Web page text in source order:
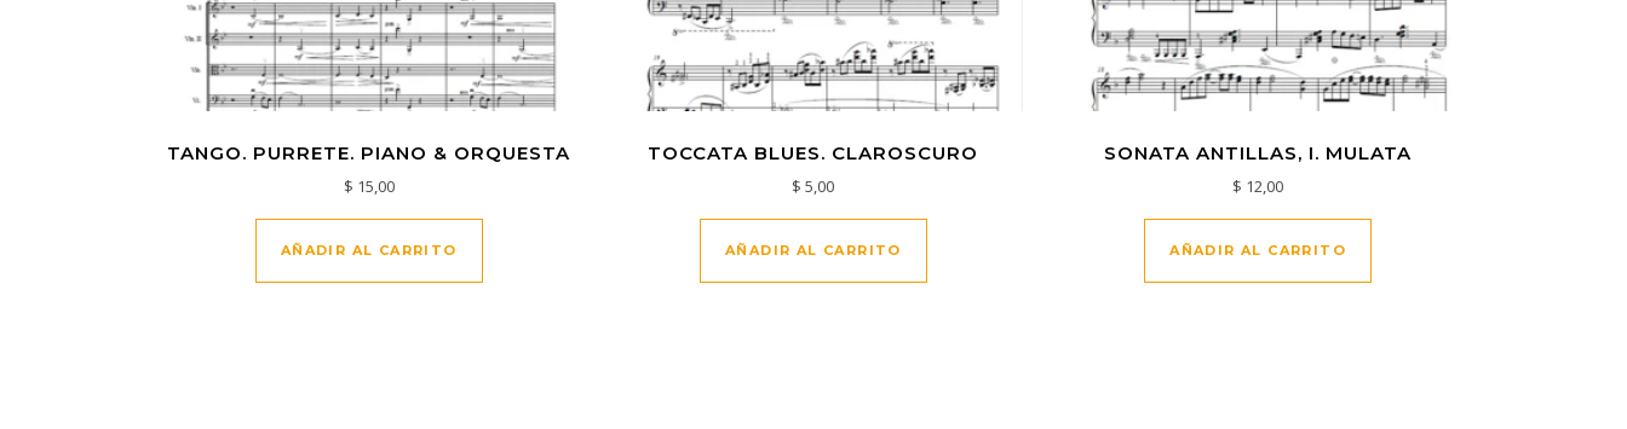
TANGO. PURRETE. PIANO & ORQUESTA
$ 15,00
AÑADIR AL CARRITO
TOCCATA BLUES. CLAROSCURO
$ 5,00
AÑADIR AL CARRITO
SONATA ANTILLAS, I. MULATA
$ 12,00
AÑADIR AL CARRITO